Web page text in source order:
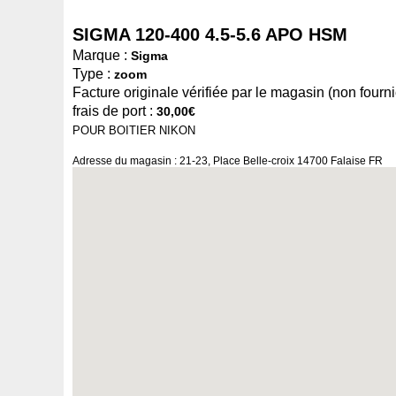
SIGMA 120-400 4.5-5.6 APO HSM
Marque : Sigma
Type : zoom
Facture originale vérifiée par le magasin (non
frais de port : 30,00€
POUR BOITIER NIKON
Adresse du magasin : 21-23, Place Belle-croix 14700 Falaise FR